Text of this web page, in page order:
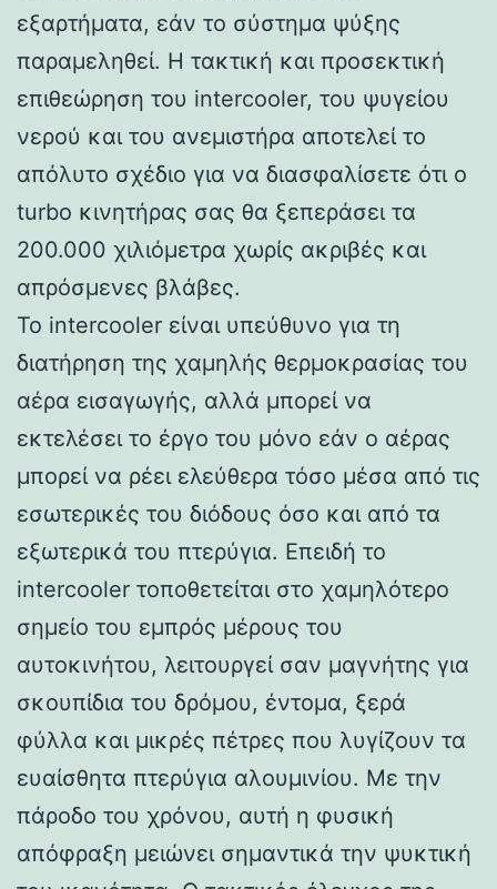
εξαρτήματα, εάν το σύστημα ψύξης
παραμεληθεί. Η τακτική και προσεκτική
επιθεώρηση του intercooler, του ψυγείου
νερού και του ανεμιστήρα αποτελεί το
απόλυτο σχέδιο για να διασφαλίσετε ότι ο
turbo κινητήρας σας θα ξεπεράσει τα
200.000 χιλιόμετρα χωρίς ακριβές και
απρόσμενες βλάβες.
Το intercooler είναι υπεύθυνο για τη
διατήρηση της χαμηλής θερμοκρασίας του
αέρα εισαγωγής, αλλά μπορεί να
εκτελέσει το έργο του μόνο εάν ο αέρας
μπορεί να ρέει ελεύθερα τόσο μέσα από τις
εσωτερικές του διόδους όσο και από τα
εξωτερικά του πτερύγια. Επειδή το
intercooler τοποθετείται στο χαμηλότερο
σημείο του εμπρός μέρους του
αυτοκινήτου, λειτουργεί σαν μαγνήτης για
σκουπίδια του δρόμου, έντομα, ξερά
φύλλα και μικρές πέτρες που λυγίζουν τα
ευαίσθητα πτερύγια αλουμινίου. Με την
πάροδο του χρόνου, αυτή η φυσική
απόφραξη μειώνει σημαντικά την ψυκτική